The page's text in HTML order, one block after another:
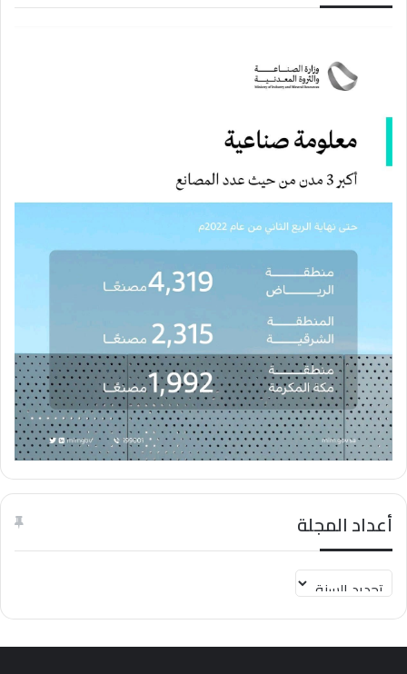
تتشرف اللجنة الوطنية الصناعية باتحاد الغرف السعودية بدعوتكم لحضور
أعداد المجلة